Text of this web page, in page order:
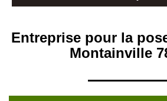
Entreprise pour la
Montainville